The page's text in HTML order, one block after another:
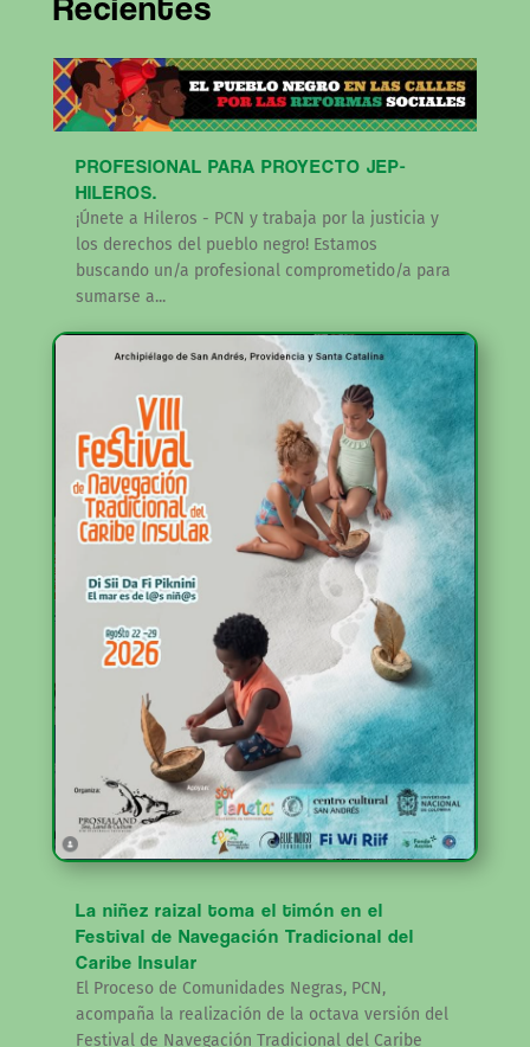
PROFESIONAL PARA PROYECTO JEP-
HILEROS.
¡Únete a Hileros - PCN y trabaja por la justicia y
los derechos del pueblo negro! Estamos
buscando un/a profesional comprometido/a para
sumarse a...
La niñez raizal toma el timón en el
Festival de Navegación Tradicional del
Caribe Insular
El Proceso de Comunidades Negras, PCN,
acompaña la realización de la octava versión del
Festival de Navegación Tradicional del Caribe